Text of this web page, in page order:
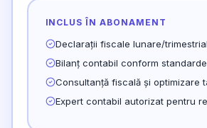
INCLUS ÎN ABONAMENT
Declarații fiscale lunare/
Bilanț contabil conform
Consultanță fiscală și optimizare
Expert contabil autorizat pentru